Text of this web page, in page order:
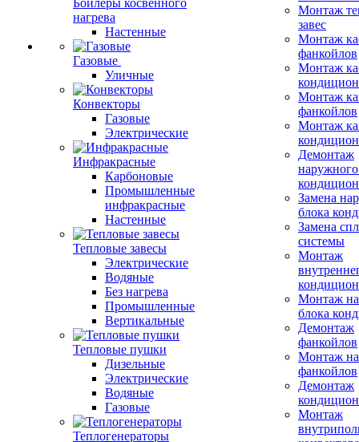
Бойлеры косвенного
нагрева
Настенные
Газовые
Уличные
Конвекторы
Газовые
Электрические
Инфракрасные
Карбоновые
Промышленные
инфракрасные
Настенные
Тепловые завесы
Электрические
Водяные
Без нагрева
Промышленные
Вертикальные
Тепловые пушки
Дизельные
Электрические
Водяные
Газовые
Теплогенераторы
Монтаж
завес
Монтаж
фанкойлов
Монтаж
Монтаж
фанкойлов
Монтаж
Демонтаж
Замена
блока
Замена
системы
Монтаж
Монтаж
блока
Демонтаж
фанкойлов
Монтаж
фанкойлов
Демонтаж
Монтаж